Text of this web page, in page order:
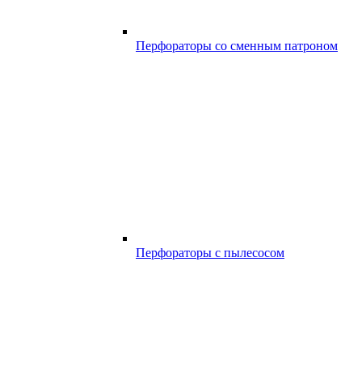
Перфораторы со сменным патроном
Перфораторы с пылесосом